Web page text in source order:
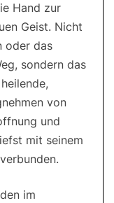
Hand zur
Geist. Nicht
oder das
sondern das
von
und
mit seinem
im